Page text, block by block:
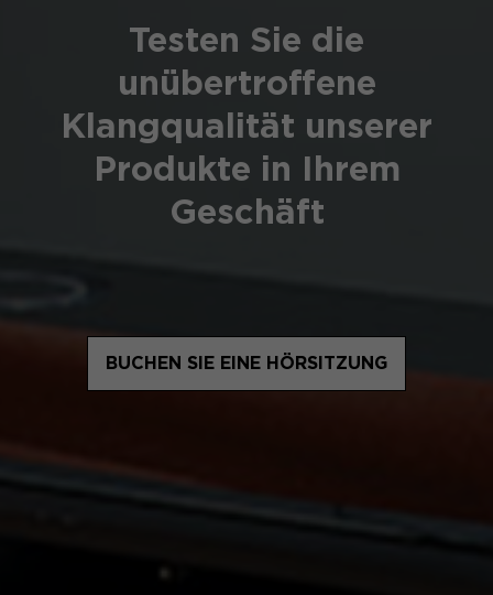
Testen Sie die
unübertroffene
Klangqualität unserer
Produkte in Ihrem
Geschäft
BUCHEN SIE EINE HÖRSITZUNG